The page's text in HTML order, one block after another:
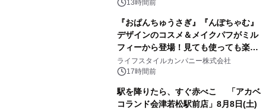
13時間前
『おぱんちゅうさぎ』『んぽちゃむ』
デザインのコスメ＆メイクパフがミル
フィーから登場！見ても使っても楽し
い、ポップでキュートなコレクショ
ン。
ライフスタイルカンパニー株式会社
17時間前
駅を降りたら、すぐ赤べこ 「アカベ
コランド会津若松駅前店」8月8日(土)